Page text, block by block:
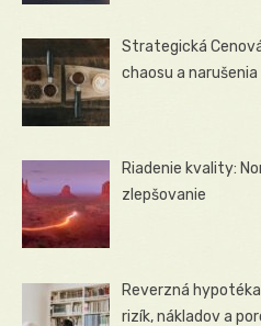
Strategická
chaosu a
Riadenie kvality:
zlepšovanie
Reverzná
rizík, nákladov a